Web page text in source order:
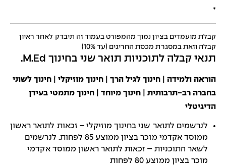
*
קבלת מועמדים בציון נמוך מהמפורט בעמוד זה תיבדק לאחר ראיון
קבלה וזאת במסגרת מכסת החריגים (עד 10%)
תנאי קבלה לתוכניות תואר שני בחינוך M.Ed.
הוראה ולמידה | חינוך לגיל הרך | חינוך מוזיקלי | חינוך לשוני
בחברה רב-תרבותית | חינוך מיוחד | חינוך מתמטי בעידן
הדיגיטלי
לנרשמים לתואר שני בחינוך מוזיקלי – זכאות לתואר ראשון
ממוסד אקדמי מוכר בציון ממוצע 85 לפחות. לנרשמים
לשאר התוכניות – זכאות לתואר ראשון ממוסד אקדמי
מוכר בציון ממוצע 80 לפחות